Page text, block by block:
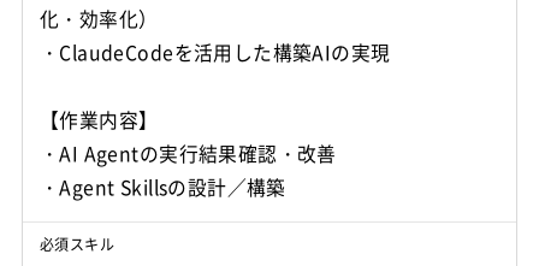
化・効率化）
・ClaudeCodeを活用した構築AIの実現
【作業内容】
・AI Agentの実行結果確認・改善
・Agent Skillsの設計／構築
必須スキル